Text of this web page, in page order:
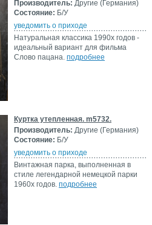
Производитель: Другие (Германия)
Состояние: Б/У
уведомить о приходе
Натуральная классика 1990х годов -
идеальный вариант для фильма
Слово пацана. подробнее
Куртка утепленная. m5732.
Производитель: Другие (Германия)
Состояние: Б/У
уведомить о приходе
Винтажная парка, выполненная в
стиле легендарной немецкой парки
1960х годов. подробнее